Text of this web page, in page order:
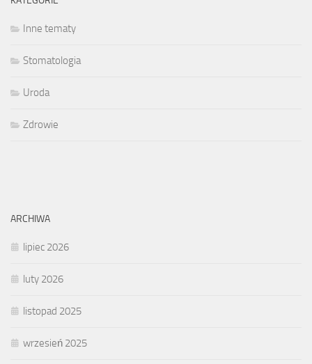
Inne tematy
Stomatologia
Uroda
Zdrowie
ARCHIWA
lipiec 2026
luty 2026
listopad 2025
wrzesień 2025